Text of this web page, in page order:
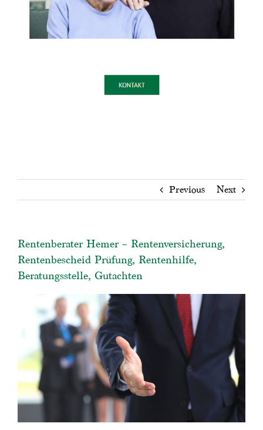
Previous Next
Rentenberater Hemer – Rentenversicherung,
Rentenbescheid Prüfung, Rentenhilfe,
Beratungsstelle, Gutachten